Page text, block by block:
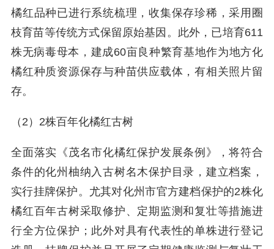
橘红品种已进行系统梳理，收集保存珍稀，采用圈
枝育苗等传统方式保留原始基因。此外，已培育611
株无病毒母本，建成60亩良种繁育基地作为地方化
橘红种质资源保存与种苗供应载体，有相关照片留
存。
（2）2株百年化橘红古树
全面落实《茂名市化橘红保护发展条例》，将符合
条件的化州柚纳入古树名木保护目录，建立档案，
实行挂牌保护。尤其对化州市官方建档保护的2株化
橘红百年古树采取修护、定期监测和复壮等措施进
行全方位保护；此外对具有代表性的单株进行登记